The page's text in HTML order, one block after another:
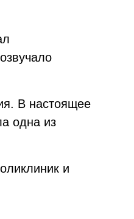
В настоящее
одна из
и